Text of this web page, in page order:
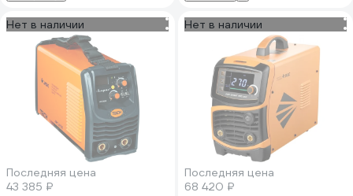
Нет в наличии
Последняя цена
43 385 ₽
Нет в наличии
Последняя цена
68 420 ₽